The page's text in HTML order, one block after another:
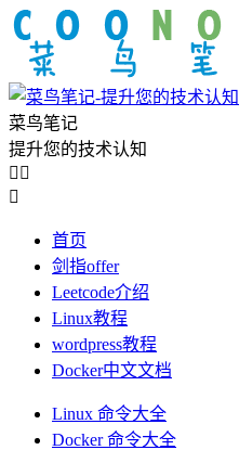
菜鸟笔记
提升您的技术认知
 

首页
剑指offer
Leetcode介绍
Linux教程
wordpress教程
Docker中文文档
Linux 命令大全
Docker 命令大全